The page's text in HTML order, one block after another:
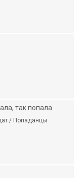
так попала
/ Попаданцы